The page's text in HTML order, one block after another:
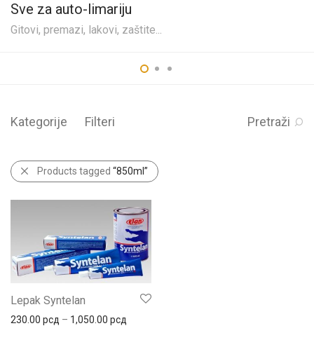
Sve za auto-limariju
Gitovi, premazi, lakovi, zaštite...
Kategorije Filteri Pretraži
Products tagged “850ml”
Lepak Syntelan
230.00 рсд – 1,050.00 рсд